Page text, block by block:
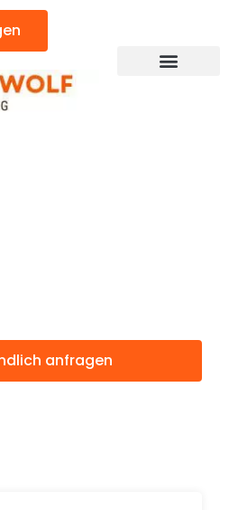
anfragen